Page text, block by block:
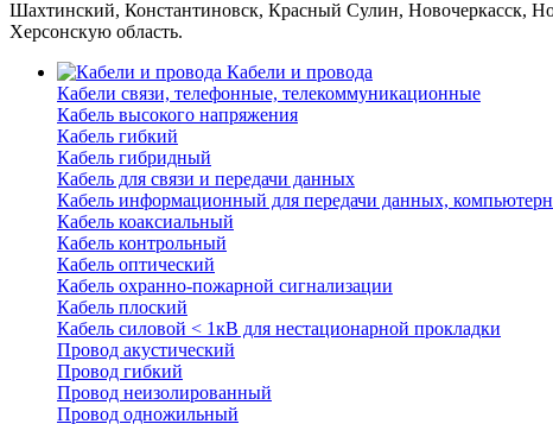
Шахтинский, Константиновск, Красный Сулин, Новочеркасск,
Херсонскую область.
Кабели и провода
Кабели связи, телефонные, телекоммуникационные
Кабель высокого напряжения
Кабель гибкий
Кабель гибридный
Кабель для связи и передачи данных
Кабель информационный для передачи данных,
Кабель коаксиальный
Кабель контрольный
Кабель оптический
Кабель охранно-пожарной сигнализации
Кабель плоский
Кабель силовой < 1кВ для нестационарной прокладки
Провод акустический
Провод гибкий
Провод неизолированный
Провод одножильный